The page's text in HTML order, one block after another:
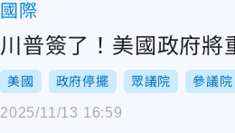
國際
川普簽了！美國政府
美國 政府停擺 眾議院 參議院
2025/11/13 16:59